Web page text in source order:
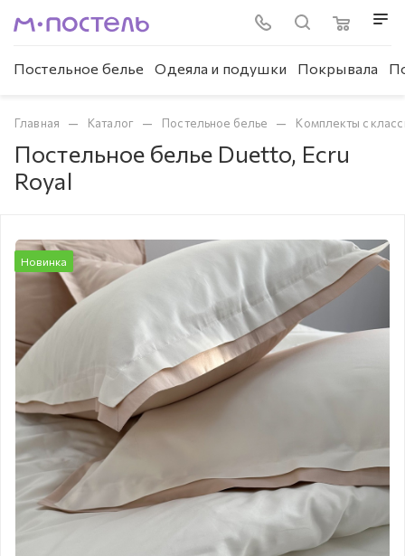
Постельное белье Одеяла и подушки Покрывала
Главная — Каталог — Постельное белье — Комплекты с
Постельное белье Duetto, Ecru
Royal
Новинка